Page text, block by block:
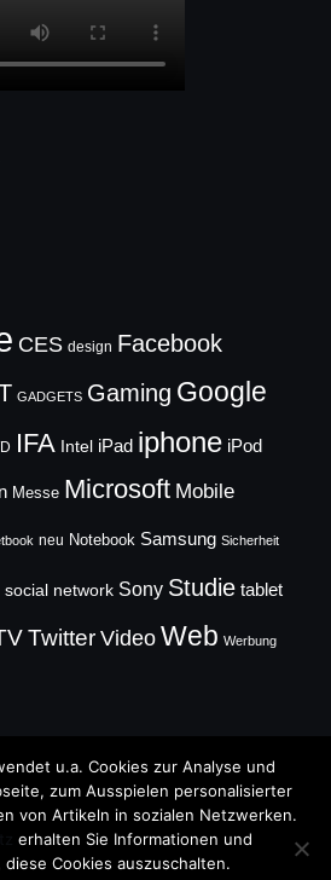
CES design Facebook
GADGETS Gaming Google
IFA Intel iPad iphone iPod
Messe Microsoft Mobile
neu Notebook Samsung Sicherheit
social network Sony Studie tablet
Twitter Video Web Werbung
u.a. Cookies zur Analyse und
zum Ausspielen personalisierter
von Artikeln in sozialen Netzwerken.
erhalten Sie Informationen und
Cookies auszuschalten.